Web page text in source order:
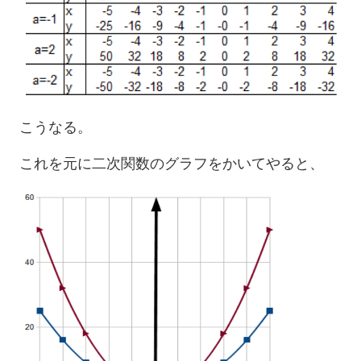
こうなる。
これを元に二次関数のグラフをかいてやると、